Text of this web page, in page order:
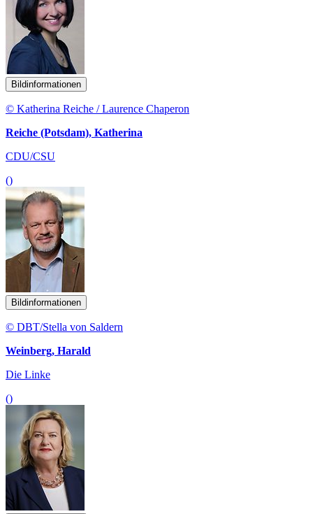
Bildinformationen
© Katherina Reiche / Laurence Chaperon
Reiche (Potsdam), Katherina
CDU/CSU
()
Bildinformationen
© DBT/Stella von Saldern
Weinberg, Harald
Die Linke
()